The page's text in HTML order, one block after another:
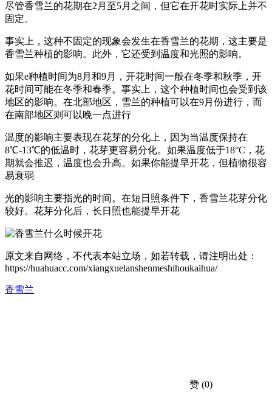
尽管香雪兰的花期在2月至5月之间，但它在开花时实际上并不
固定。
事实上，这种不固定的现象会发生在香雪兰的花期，这主要是
香雪兰种植的影响。此外，它还受到温度和光照的影响。
如果e种植时间为8月和9月，开花时间一般在冬季和秋季，开
花时间可能在冬季和春季。事实上，这个种植时间也会受到该
地区的影响。在北部地区，雪兰的种植可以在9月份进行，而
在南部地区则可以晚一点进行
温度的影响主要表现在花芽的分化上，因为当温度保持在
8℃-13℃的低温时，花芽更容易分化。如果温度低于18°C，花
期就会推迟，温度也会升高。如果你能提早开花，但植物很容
易衰弱
光的影响主要指光的时间。在短日照条件下，香雪兰花芽分化
较好。花芽分化后，长日照也能提早开花
原文来自网络，不代表本站立场，如若转载，请注明出处：
https://huahuacc.com/xiangxuelanshenmeshihoukaihua/
香雪兰
赞 (0)